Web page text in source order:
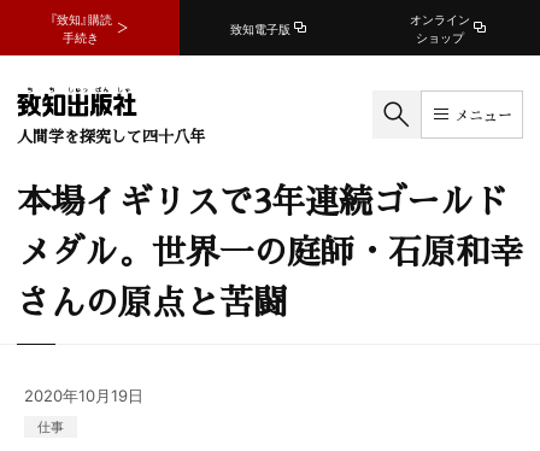
『致知』購読
手続き
致知電子版
オンライン
ショップ
人間学を探究して四十八年
メニュー
本場イギリスで3年連続ゴールド
メダル。世界一の庭師・石原和幸
さんの原点と苦闘
2020年10月19日
仕事